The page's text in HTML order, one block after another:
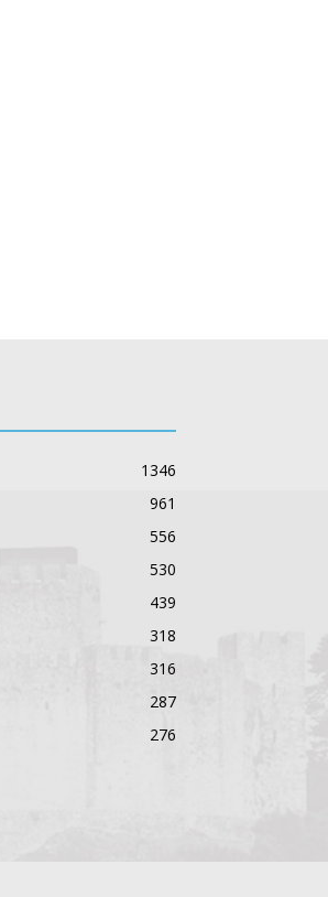
1346
961
556
530
439
318
316
287
276